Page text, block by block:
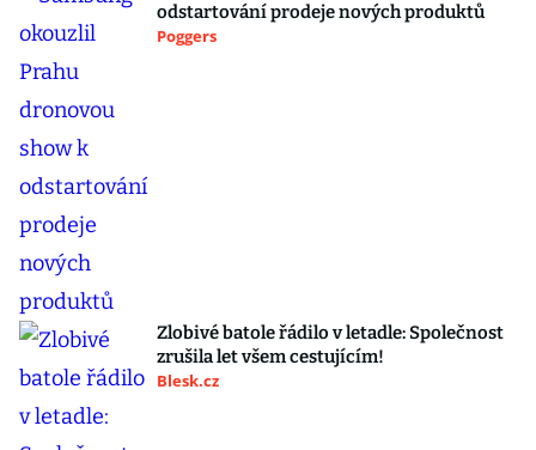
odstartování prodeje nových produktů
Poggers
Zlobivé batole řádilo v letadle: Společnost
zrušila let všem cestujícím!
Blesk.cz